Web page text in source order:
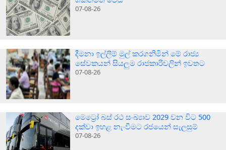
07-08-26
දීමනා ඉල්ලීම් මුල් කරගනිමින් මේ රාජ්‍ය
සේවකයන් සියලුම රාජකාරිවලින් ඉවතට
07-08-26
මෙට්‍රෝ බස් රථ සංඛ්‍යාව 2029 වන විට 500
දක්වා ඉහළ නැංවීමට රජයෙන් සැලසුම්
07-08-26